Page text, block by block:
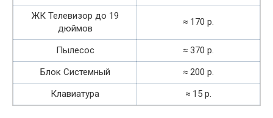
ЖК Телевизор до 19
дюймов
≈ 170 р.
Пылесос
≈ 370 р.
Блок Системный
≈ 200 р.
Клавиатура
≈ 15 р.